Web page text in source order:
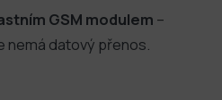
GSM modulem –
nemá datový přenos.